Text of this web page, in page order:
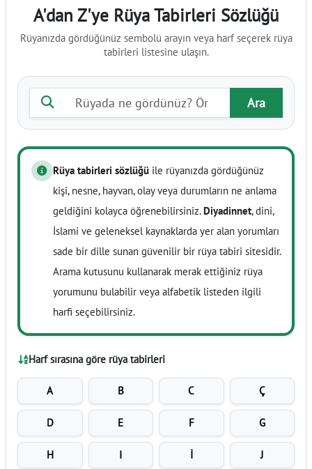
A'dan Z'ye Rüya Tabirleri Sözlüğü
Rüyanızda gördüğünüz sembolü arayın veya harf seçerek rüya
tabirleri listesine ulaşın.
Rüya tabiri ara
Ara
Rüya tabirleri sözlüğü ile rüyanızda gördüğünüz
kişi, nesne, hayvan, olay veya durumların ne anlama
geldiğini kolayca öğrenebilirsiniz. Diyadinnet, dini,
İslami ve geleneksel kaynaklarda yer alan yorumları
sade bir dille sunan güvenilir bir rüya tabiri sitesidir.
Arama kutusunu kullanarak merak ettiğiniz rüya
yorumunu bulabilir veya alfabetik listeden ilgili
harfi seçebilirsiniz.
Harf sırasına göre rüya tabirleri
A B C Ç
D E F G
H I İ J